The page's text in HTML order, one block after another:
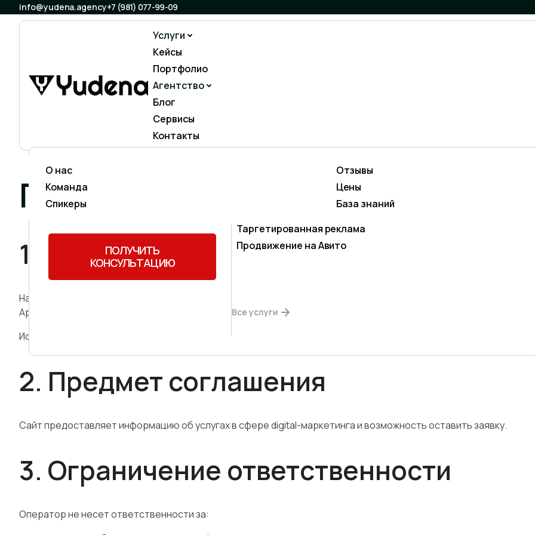
info@yudena.agency+7 (981) 077-99-09
Услуги
Не значете что выбрать ?
Оставьте заявку и наш менеджер
подберёт для Вас наиболее
ПОЛУЧИТЬ
КОНСУЛЬТАЦИЮ
Таргетированная реклама
Продвижение на Авито
Все услуги
Кейсы
Портфолио
Агентство
О нас
Команда
Спикеры
Отзывы
Цены
База знаний
Блог
Сервисы
Контакты
ПОЛЬЗОВАТЕЛЬСКОЕ
1. Общие положения
Настоящее Пользовательское соглашение регулирует отношения между Пользователем сайта
Артуром Игоревичем.
Используя сайт, Пользователь соглашается с условиями настоящего Соглашения.
2. Предмет соглашения
Сайт предоставляет информацию об услугах в сфере digital-маркетинга и возможность оставить заявку.
3. Ограничение ответственности
Оператор не несет ответственности за: